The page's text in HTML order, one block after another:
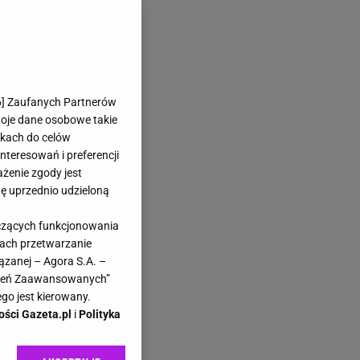
] Zaufanych Partnerów
dane osobowe takie
do celów
i preferencji
zgody jest
uprzednio udzieloną
funkcjonowania
przetwarzanie
– Agora S.A. –
Zaawansowanych”
jest kierowany.
Gazeta.pl iPolityka